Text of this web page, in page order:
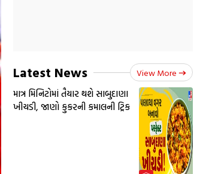
Latest News View More
માત્ર મિનિટોમાં તૈયાર થશે સાબુદાણા
ખીચડી, જાણો કુકરની કમાલની ટ્રિક